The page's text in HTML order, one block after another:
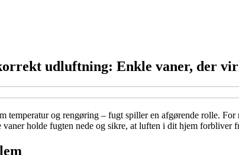
udluftning: Enkle vaner, der
temperatur og rengøring – fugt spiller en afgørende rolle.
holde fugten nede og sikre, at luften i dit hjem forbliver